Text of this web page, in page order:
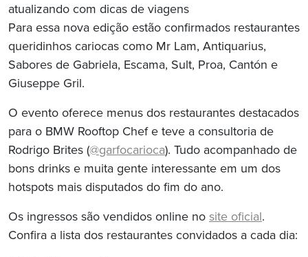
atualizando com dicas de viagens
Para essa nova edição estão confirmados restaurantes
queridinhos cariocas como Mr Lam, Antiquarius,
Sabores de Gabriela, Escama, Sult, Proa, Cantón e
Giuseppe Gril.
O evento oferece menus dos restaurantes destacados
para o BMW Rooftop Chef e teve a consultoria de
Rodrigo Brites (@garfocarioca). Tudo acompanhado de
bons drinks e muita gente interessante em um dos
hotspots mais disputados do fim do ano.
Os ingressos são vendidos online no site oficial.
Confira a lista dos restaurantes convidados a cada dia: